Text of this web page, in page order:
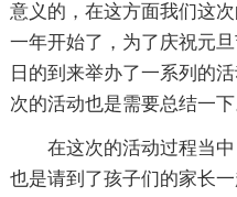
意义的，在这方面我们这
一年开始了，为了庆祝元
日的到来举办了一系列的
次的活动也是需要总结一下
在这次的活动过程当
也是请到了孩子们的家长